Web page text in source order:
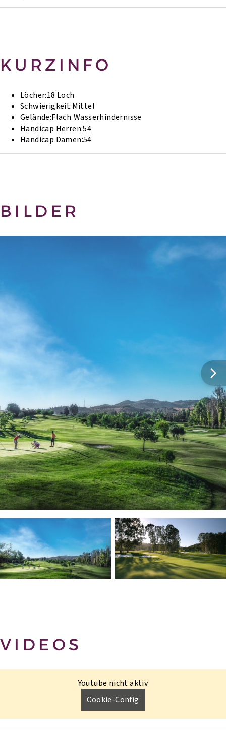
KURZINFO
Löcher:18 Loch
Schwierigkeit:Mittel
Gelände:Flach Wasserhindernisse
Handicap Herren:54
Handicap Damen:54
BILDER
VIDEOS
Youtube nicht aktiv
Cookie-Config